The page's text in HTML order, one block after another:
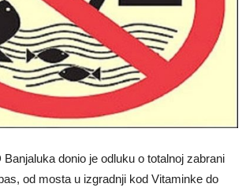
donio je odluku o totalnoj zabrani
od mosta u izgradnji kod Vitaminke do